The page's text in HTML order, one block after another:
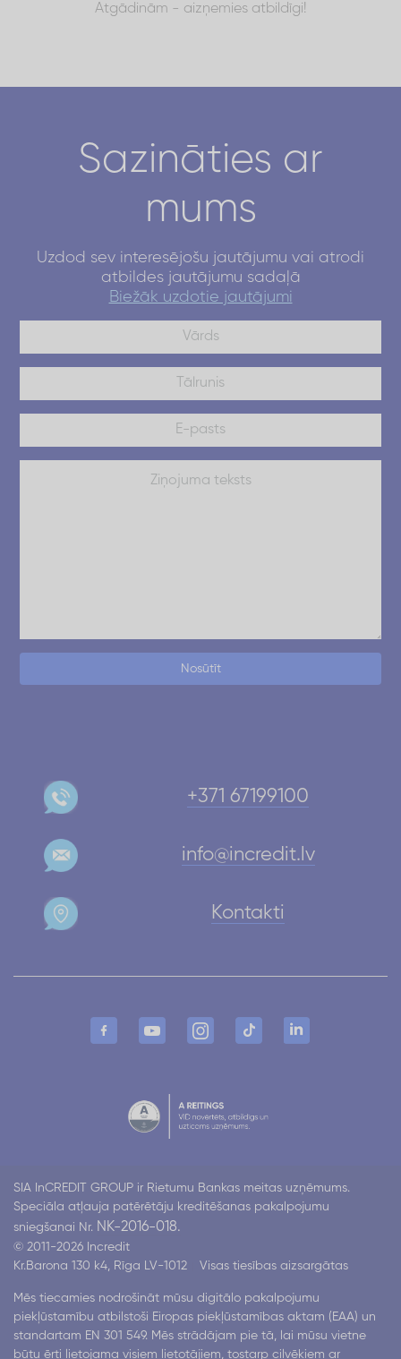
Atgādinām - aizņemies atbildīgi!
Sazināties ar
mums
Uzdod sev interesējošu jautājumu vai atrodi
atbildes jautājumu sadaļā
Biežāk uzdotie jautājumi
Nosūtīt
+371 67199100
info@incredit.lv
Kontakti
SIA InCREDIT GROUP ir Rietumu Bankas meitas uzņēmums.
Speciāla atļauja patērētāju kreditēšanas pakalpojumu
sniegšanai Nr. NK-2016-018.
© 2011-2026 Incredit
Kr.Barona 130 k4, Rīga LV-1012
Visas tiesības aizsargātas
Mēs tiecamies nodrošināt mūsu digitālo pakalpojumu
piekļūstamību atbilstoši Eiropas piekļūstamības aktam (EAA) un
standartam EN 301 549. Mēs strādājam pie tā, lai mūsu vietne
būtu ērti lietojama visiem lietotājiem, tostarp cilvēkiem ar